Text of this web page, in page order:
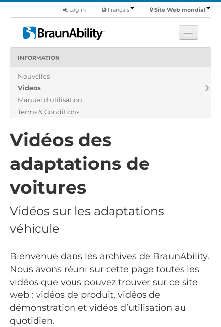
Site Web mondial
Français
Log in
Produits
Nous
Trouver un revendeur
INFORMATION
Nouvelles
Videos
Manuel d'utilisation
Terms & Conditions
Vidéos des
adaptations de
voitures
Vidéos sur les adaptations
véhicule
Bienvenue dans les archives de BraunAbility.
Nous avons réuni sur cette page toutes les
vidéos que vous pouvez trouver sur ce site
web : vidéos de produit, vidéos de
démonstration et vidéos d’utilisation au
quotidien.